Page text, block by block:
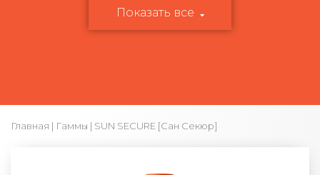
Показать все
Главная | Гаммы | SUN SECURE [Сан Секюр]